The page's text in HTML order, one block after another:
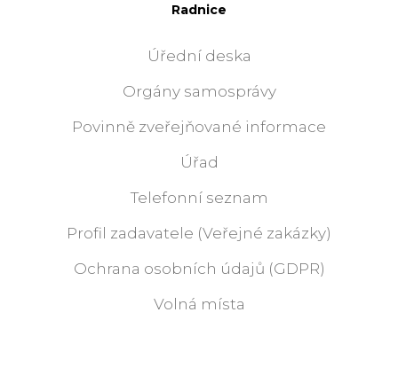
Radnice
Úřední deska
Orgány samosprávy
Povinně zveřejňované informace
Úřad
Telefonní seznam
Profil zadavatele (Veřejné zakázky)
Ochrana osobních údajů (GDPR)
Volná místa